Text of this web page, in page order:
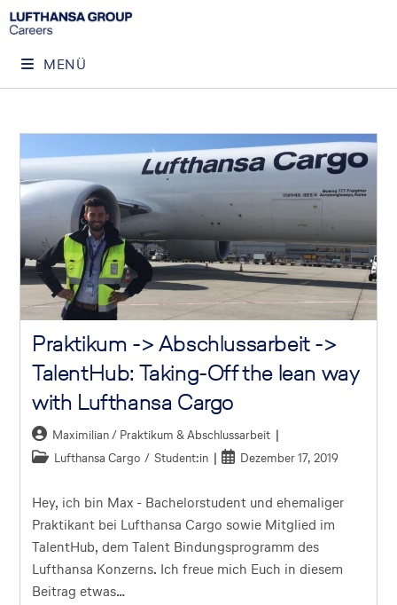
MENÜ
Praktikum -> Abschlussarbeit ->
TalentHub: Taking-Off the lean way
with Lufthansa Cargo
Maximilian / Praktikum & Abschlussarbeit
Lufthansa Cargo / Student:in Dezember 17, 2019
Hey, ich bin Max - Bachelorstudent und ehemaliger
Praktikant bei Lufthansa Cargo sowie Mitglied im
TalentHub, dem Talent Bindungsprogramm des
Lufthansa Konzerns. Ich freue mich Euch in diesem
Beitrag etwas…